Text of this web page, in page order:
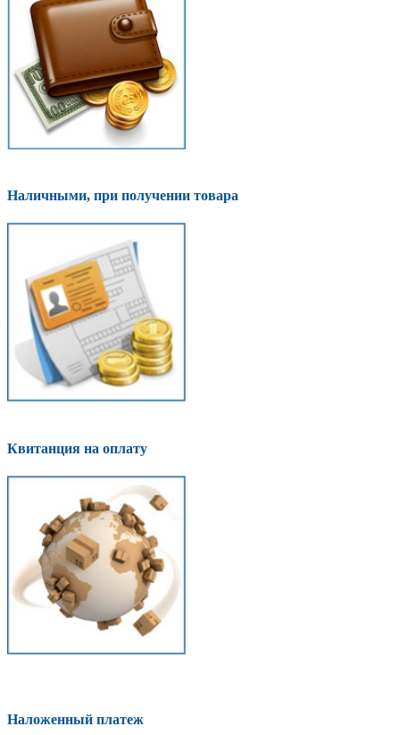
Наличными, при получении товара
Квитанция на оплату
Наложенный платеж